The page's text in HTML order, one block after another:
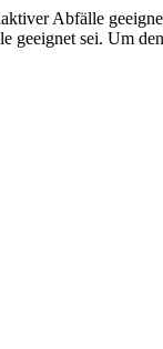
Abfälle
sei. Um